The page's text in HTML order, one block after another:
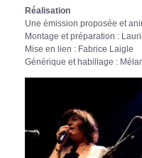
Réalisation
Une émission proposée et
Montage et préparation :
Mise en lien : Fabrice Laigle
Générique et habillage :